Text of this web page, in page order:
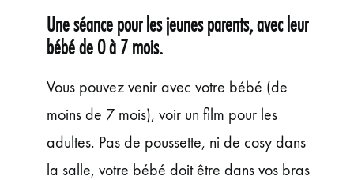
JEUNE PUBLIC ET ADOS
PRATIQUE
Une séance pour les jeunes parents, avec leur
bébé de 0 à 7 mois.
Vous pouvez venir avec votre bébé (de
moins de 7 mois), voir un film pour les
adultes. Pas de poussette, ni de cosy dans
la salle, votre bébé doit être dans vos bras